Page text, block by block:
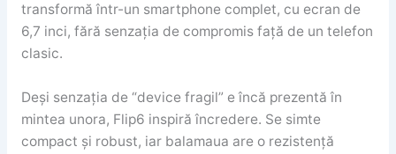
transformă într-un smartphone complet, cu ecran de
6,7 inci, fără senzația de compromis față de un telefon
clasic.
Deși senzația de “device fragil” e încă prezentă în
mintea unora, Flip6 inspiră încredere. Se simte
compact și robust, iar balamaua are o rezistență